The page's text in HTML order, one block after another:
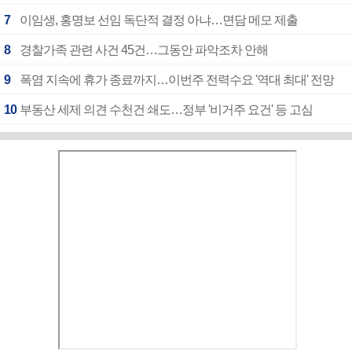
7 이임생, 홍명보 선임 독단적 결정 아냐…면담 메모 제출
8 경찰가족 관련 사건 45건…그동안 파악조차 안해
9 폭염 지속에 휴가 종료까지…이번주 전력수요 '역대 최대' 전망
10 부동산 세제 의견 수천건 쇄도…정부 '비거주 요건' 등 고심